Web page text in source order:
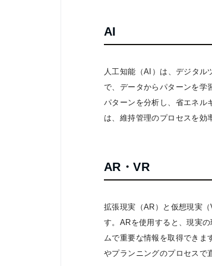
AI
人工知能（AI）は、デジタル
で、データからパターンを学
パターンを分析し、省エネル
は、維持管理のプロセスを効
AR・VR
拡張現実（AR）と仮想現実
す。ARを使用すると、現実
ムで重要な情報を取得できま
やプランニングのプロセスで